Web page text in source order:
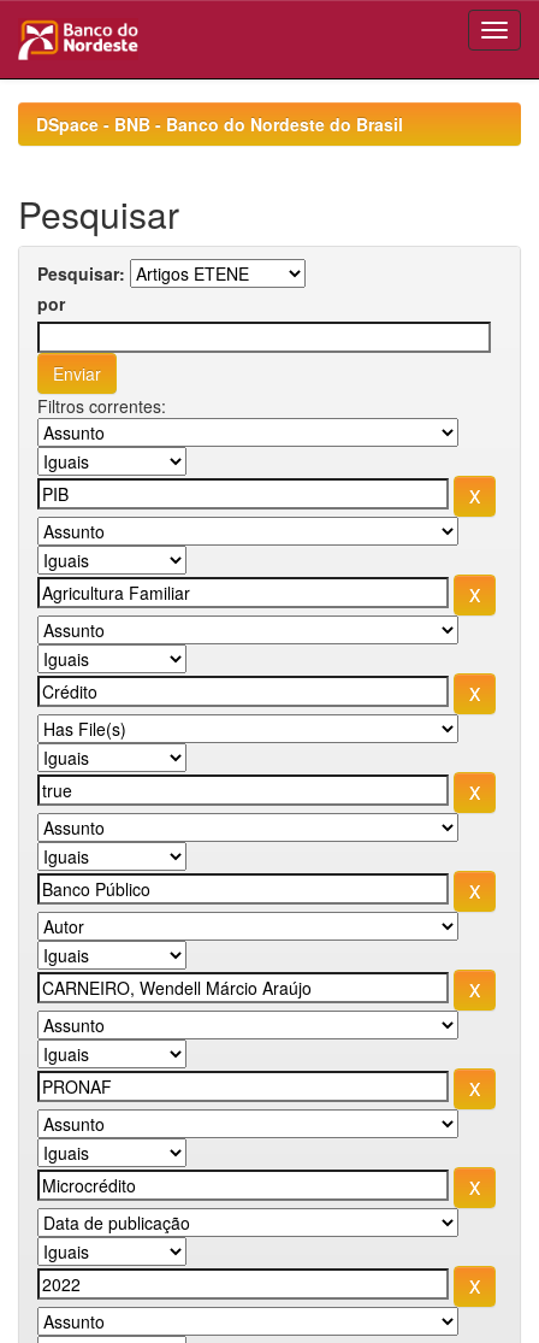
navigationDSpace - BNB - Banco do Nordeste do Brasil
Pesquisar
Pesquisar:
por
Filtros correntes: